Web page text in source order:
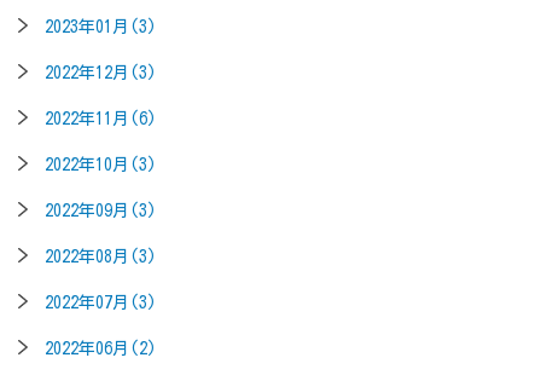
2023年01月(3)
2022年12月(3)
2022年11月(6)
2022年10月(3)
2022年09月(3)
2022年08月(3)
2022年07月(3)
2022年06月(2)